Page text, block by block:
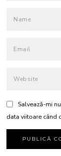
Salvează-mi
data viitoare când